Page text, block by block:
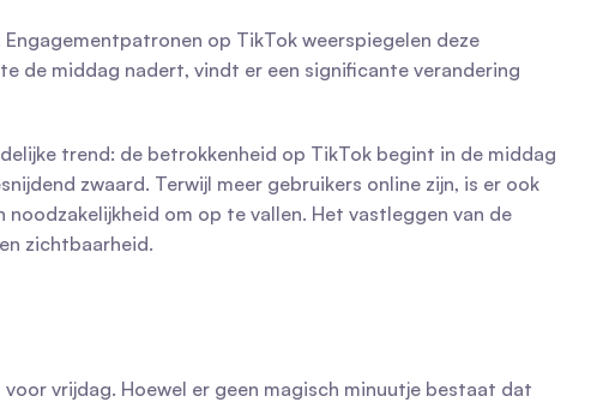
op TikTok weerspiegelen deze
de middag nadert, vindt er een significante verandering
trend: de betrokkenheid op TikTok begint in de middag
zwaard. Terwijl meer gebruikers online zijn, is er ook
om op te vallen. Het vastleggen van de
zichtbaarheid.
vrijdag. Hoewel er geen magisch minuutje bestaat dat